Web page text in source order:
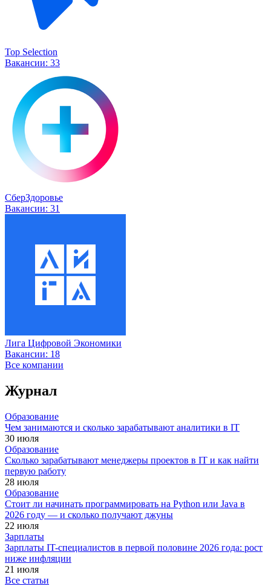
Top Selection
Вакансии: 33
СберЗдоровье
Вакансии: 31
Лига Цифровой Экономики
Вакансии: 18
Все компании
Журнал
Образование
Чем занимаются и сколько зарабатывают аналитики в IT
30 июля
Образование
Сколько зарабатывают менеджеры проектов в IT и как найти
первую работу
28 июля
Образование
Стоит ли начинать программировать на Python или Java в
2026 году — и сколько получают джуны
22 июля
Зарплаты
Зарплаты IT-специалистов в первой половине 2026 года: рост
ниже инфляции
21 июля
Все статьи